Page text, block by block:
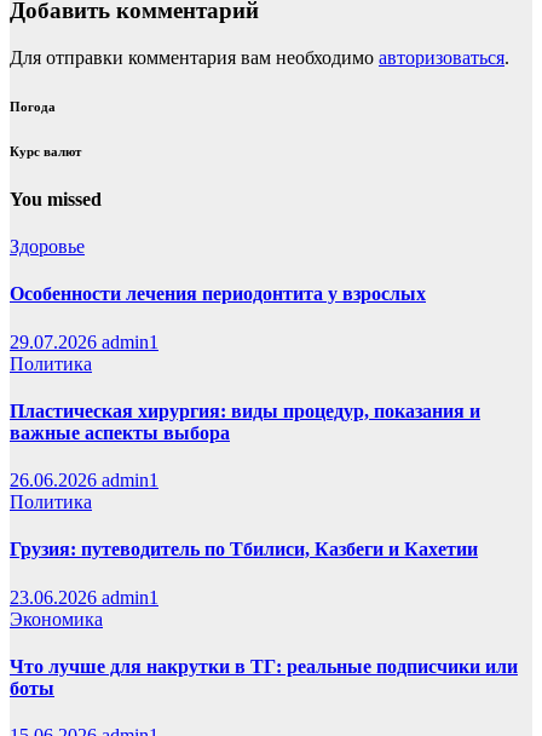
Добавить комментарий
Для отправки комментария вам необходимо авторизоваться.
Погода
Курс валют
You missed
Здоровье
Особенности лечения периодонтита у взрослых
29.07.2026 admin1
Политика
Пластическая хирургия: виды процедур, показания и
важные аспекты выбора
26.06.2026 admin1
Политика
Грузия: путеводитель по Тбилиси, Казбеги и Кахетии
23.06.2026 admin1
Экономика
Что лучше для накрутки в ТГ: реальные подписчики или
боты